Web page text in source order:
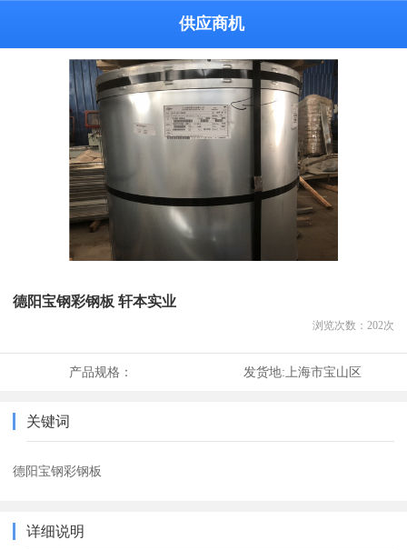
供应商机
德阳宝钢彩钢板 轩本实业
浏览次数： 202次
产品规格： 发货地:上海市宝山区
关键词
德阳宝钢彩钢板
详细说明